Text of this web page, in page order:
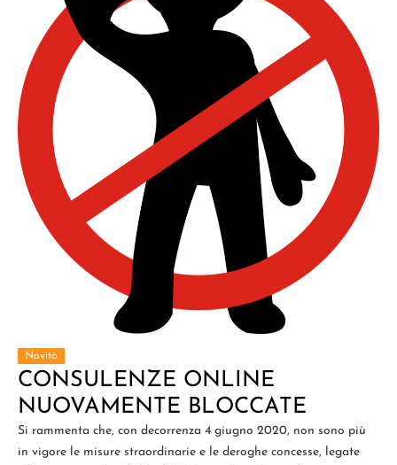
Novità
CONSULENZE ONLINE
NUOVAMENTE BLOCCATE
Si rammenta che, con decorrenza 4 giugno 2020, non sono più
in vigore le misure straordinarie e le deroghe concesse, legate